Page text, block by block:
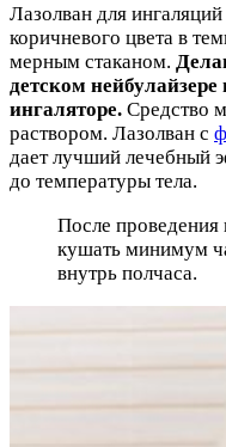
Лазолван для
коричневого цвета в
мерным стаканом.
детском
ингаляторе. Средство
раствором. Лазолван с
дает лучший лечебный
до температуры тела.
После проведения
кушать минимум
внутрь полчаса.